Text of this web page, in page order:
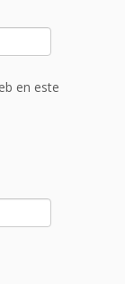
en este